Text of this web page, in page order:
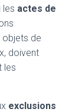
les actes de
de
doivent
les
exclusions